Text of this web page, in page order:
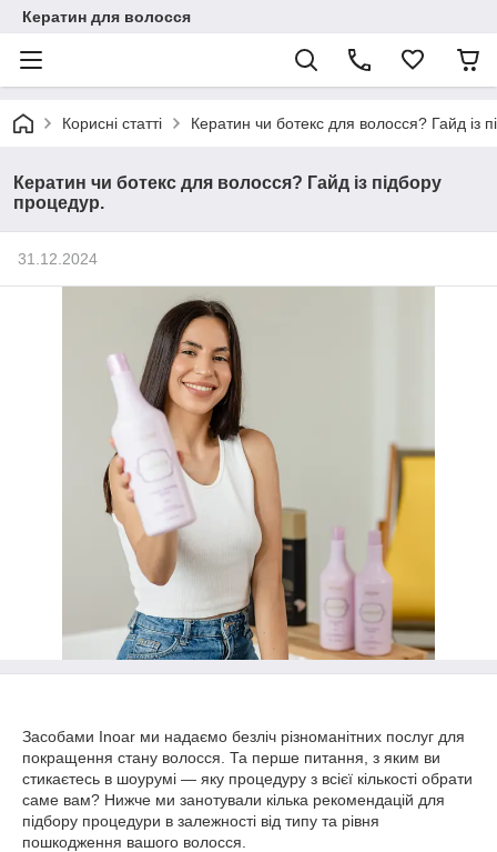
Кератин для волосся
Корисні статті Кератин чи ботекс для волосся? Гайд із
Кератин чи ботекс для волосся? Гайд із підбору
процедур.
31.12.2024
Засобами Inoar ми надаємо безліч різноманітних послуг для
покращення стану волосся. Та перше питання, з яким ви
стикаєтесь в шоурумі — яку процедуру з всієї кількості обрати
саме вам? Нижче ми занотували кілька рекомендацій для
підбору процедури в залежності від типу та рівня
пошкодження вашого волосся.